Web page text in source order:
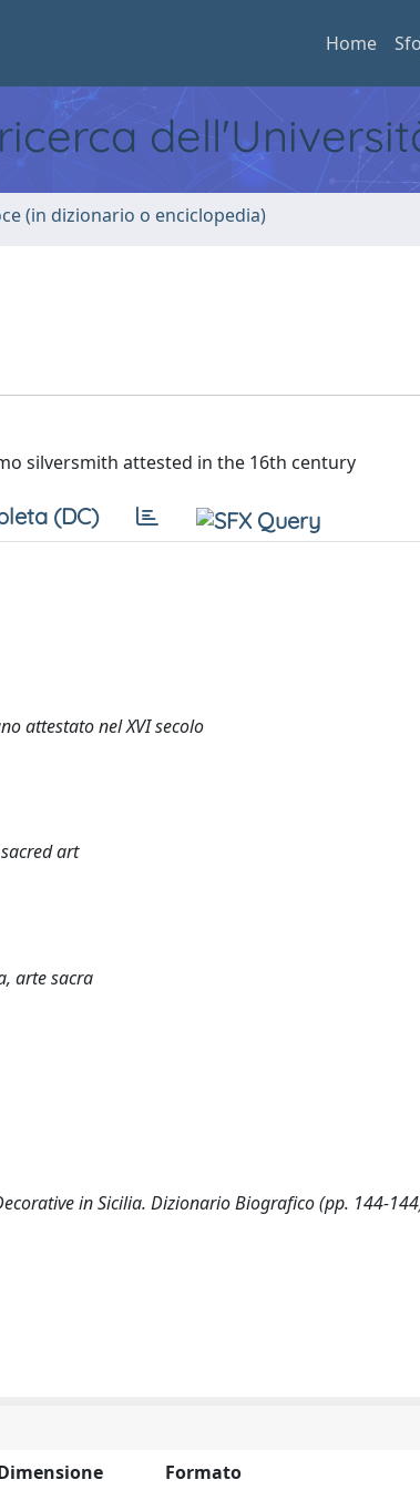
Home
(in dizionario o enciclopedia)
silversmith attested in the 16th century
(DC)
attestato nel XVI secolo
art
arte sacra
in Sicilia. Dizionario Biografico (pp. 144-
Formato